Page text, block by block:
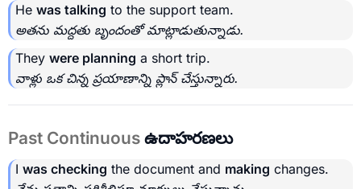
He was talking to the support team.
అతను మద్దతు బృందంతో మాట్లాడుతున్నాడు.
They were planning a short trip.
వాళ్లు ఒక చిన్న ప్రయాణాన్ని ప్లాన్ చేస్తున్నారు.
Past Continuous ఉదాహరణలు
I was checking the document and making changes.